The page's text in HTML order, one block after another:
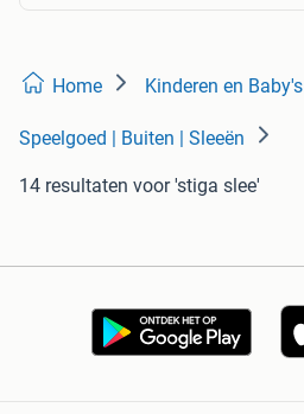
Home Kinderen en Baby's
Speelgoed | Buiten | Sleeën
14 resultaten voor 'stiga slee'